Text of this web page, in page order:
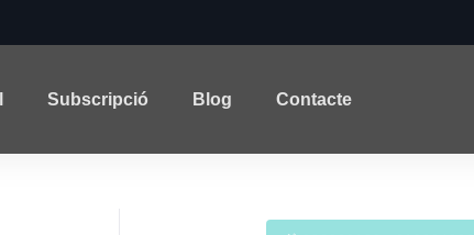
Subscripció Blog Contacte